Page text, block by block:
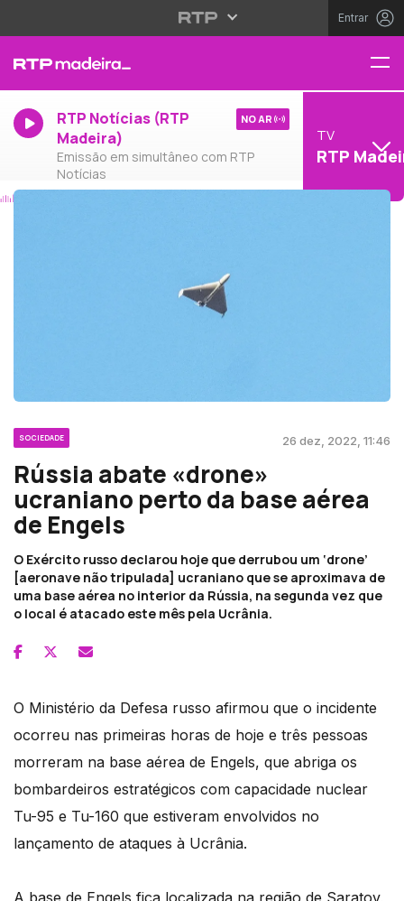
Entrar
RTP Notícias (RTP
Madeira)
Emissão em simultâneo com RTP
Notícias
NO AR
TV
RTP
SOCIEDADE 26 dez, 2022, 11:46
Rússia abate «drone»
ucraniano perto da base aérea
de Engels
O Exército russo declarou hoje que derrubou um ‘drone’
[aeronave não tripulada] ucraniano que se aproximava de
uma base aérea no interior da Rússia, na segunda vez que
o local é atacado este mês pela Ucrânia.
O Ministério da Defesa russo afirmou que o incidente
ocorreu nas primeiras horas de hoje e três pessoas
morreram na base aérea de Engels, que abriga os
bombardeiros estratégicos com capacidade nuclear
Tu-95 e Tu-160 que estiveram envolvidos no
lançamento de ataques à Ucrânia.